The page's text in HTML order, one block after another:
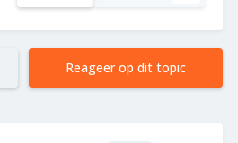
Reageer op dit topic